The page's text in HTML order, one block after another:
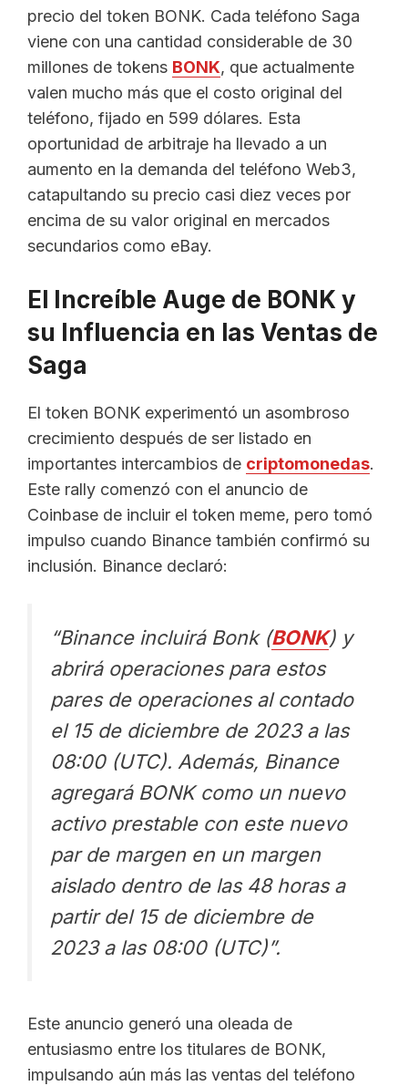
precio del token BONK. Cada teléfono Saga
viene con una cantidad considerable de 30
millones de tokens BONK, que actualmente
valen mucho más que el costo original del
teléfono, fijado en 599 dólares. Esta
oportunidad de arbitraje ha llevado a un
aumento en la demanda del teléfono Web3,
catapultando su precio casi diez veces por
encima de su valor original en mercados
secundarios como eBay.
El Increíble Auge de BONK y
su Influencia en las Ventas de
Saga
El token BONK experimentó un asombroso
crecimiento después de ser listado en
importantes intercambios de criptomonedas.
Este rally comenzó con el anuncio de
Coinbase de incluir el token meme, pero tomó
impulso cuando Binance también confirmó su
inclusión. Binance declaró:
“Binance incluirá Bonk (BONK) y
abrirá operaciones para estos
pares de operaciones al contado
el 15 de diciembre de 2023 a las
08:00 (UTC). Además, Binance
agregará BONK como un nuevo
activo prestable con este nuevo
par de margen en un margen
aislado dentro de las 48 horas a
partir del 15 de diciembre de
2023 a las 08:00 (UTC)”.
Este anuncio generó una oleada de
entusiasmo entre los titulares de BONK,
impulsando aún más las ventas del teléfono